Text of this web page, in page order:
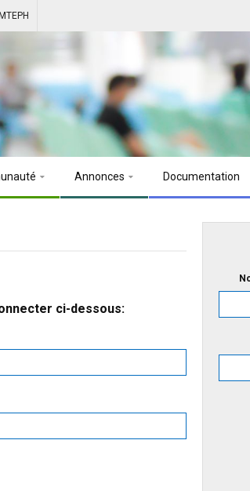
Annonces Documentation
ci-dessous: